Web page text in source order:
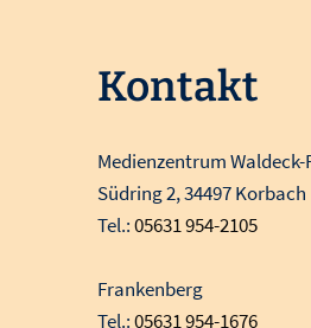
Kontakt
Medienzentrum
Südring 2, 34497 Korbach
Tel.:05631 954-2105
Frankenberg
Tel.:05631 954-1676